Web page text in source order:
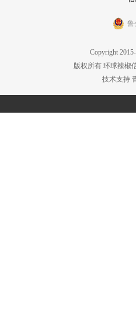
鲁
Copyright
版权所有 环球辣椒
技术支持